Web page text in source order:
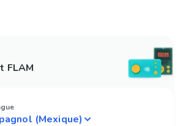
FLAM